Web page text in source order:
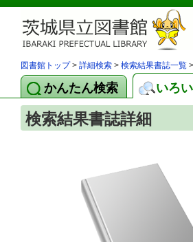
図書館トップ> 詳細検索 > 検索結果書誌一覧
かんたん検索 いろ
検索結果書誌詳細